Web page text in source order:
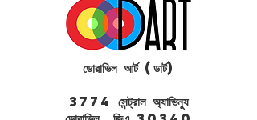
ডোরাভিল আর্ট (ডার্ট)
3774 সেন্ট্রাল অ্যাভিন্যু